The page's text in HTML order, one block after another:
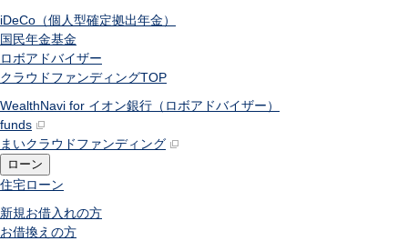
iDeCo（個人型確定拠出年金）
国民年金基金
ロボアドバイザー
クラウドファンディングTOP
WealthNavi for イオン銀行（ロボアドバイザー）
funds
まいクラウドファンディング
ローン
住宅ローン
新規お借入れの方
お借換えの方